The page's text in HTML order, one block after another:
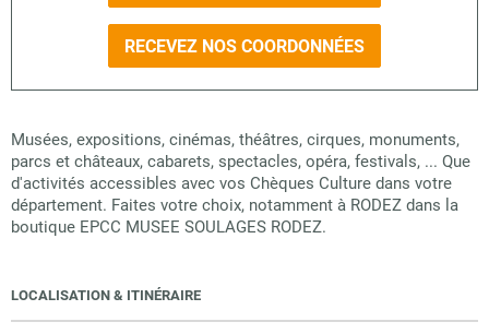
RECEVEZ NOS COORDONNÉES
Musées, expositions, cinémas, théâtres, cirques, monuments,
parcs et châteaux, cabarets, spectacles, opéra, festivals, ... Que
d'activités accessibles avec vos Chèques Culture dans votre
département. Faites votre choix, notamment à RODEZ dans la
boutique EPCC MUSEE SOULAGES RODEZ.
LOCALISATION & ITINÉRAIRE